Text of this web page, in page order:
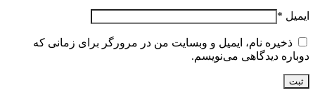
ایمیل *
ذخیره نام، ایمیل و وبسایت من در مرورگر برای زمانی که
دوباره دیدگاهی می‌نویسم.